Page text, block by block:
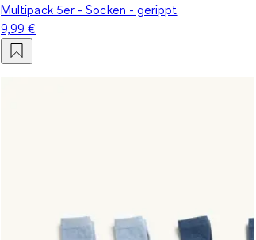
Multipack 5er - Socken - gerippt
9,99 €